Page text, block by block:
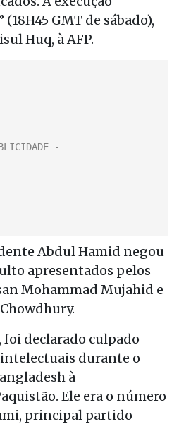
GMT de sábado),
Huq, à AFP.
Abdul Hamid negou
apresentados pelos
Mohammad Mujahid e
foi declarado culpado
durante o
à
Ele era o número
principal partido